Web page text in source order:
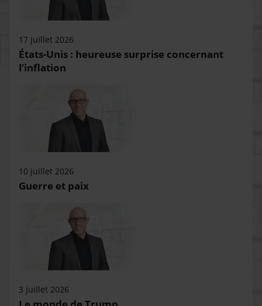
17 juillet 2026
États-Unis : heureuse surprise concernant
l’inflation
10 juillet 2026
Guerre et paix
3 juillet 2026